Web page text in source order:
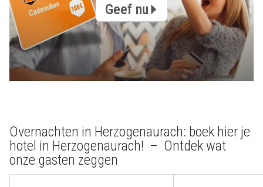
Geef nu
Overnachten in Herzogenaurach: boek hier je
hotel in Herzogenaurach! – Ontdek wat
onze gasten zeggen